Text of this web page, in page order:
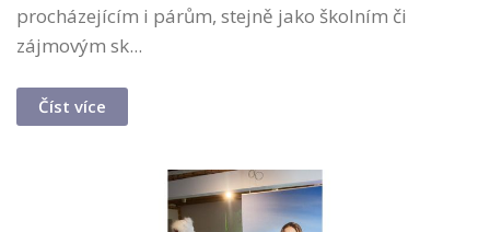
procházejícím i párům, stejně jako školním či
zájmovým sk...
Číst více